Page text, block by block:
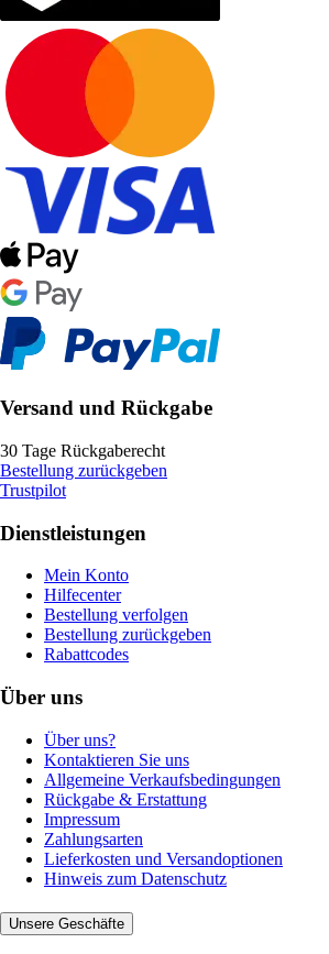
Versand und Rückgabe
30 Tage Rückgaberecht
Bestellung zurückgeben
Trustpilot
Dienstleistungen
Mein Konto
Hilfecenter
Bestellung verfolgen
Bestellung zurückgeben
Rabattcodes
Über uns
Über uns?
Kontaktieren Sie uns
Allgemeine Verkaufsbedingungen
Rückgabe & Erstattung
Impressum
Zahlungsarten
Lieferkosten und Versandoptionen
Hinweis zum Datenschutz
Unsere Geschäfte